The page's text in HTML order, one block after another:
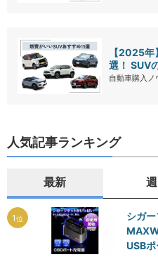
【2025
選！ SUV
自動車購入ノ
人気記事ランキング
最新
1位
シガー
USB